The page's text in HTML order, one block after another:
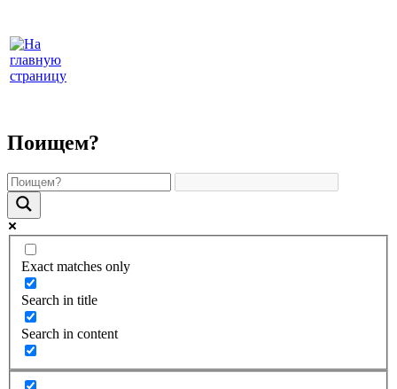
Поищем?
Exact matches only
Search in title
Search in content